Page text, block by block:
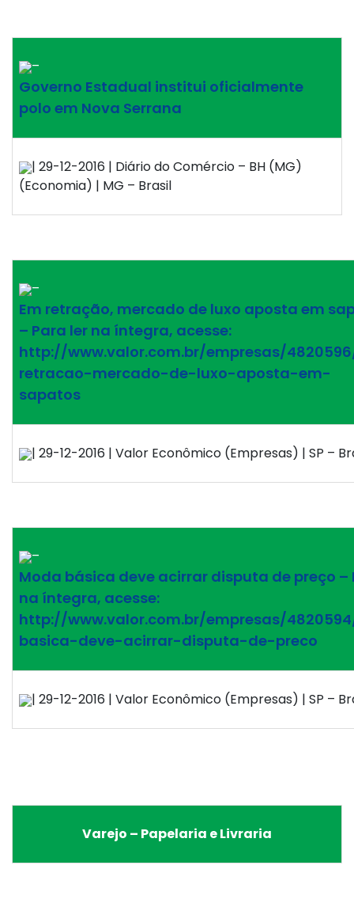
–
Governo Estadual institui oficialmente
polo em Nova Serrana
| 29-12-2016 | Diário do Comércio – BH (MG)
(Economia) | MG – Brasil
–
Em retração, mercado de luxo aposta em
– Para ler na íntegra, acesse:
http://www.valor.com.br/empresas/
retracao-mercado-de-luxo-aposta-em-
sapatos
| 29-12-2016 | Valor Econômico (Empresas) | SP –
–
Moda básica deve acirrar disputa de preço –
na íntegra, acesse:
http://www.valor.com.br/empresas/
basica-deve-acirrar-disputa-de-preco
| 29-12-2016 | Valor Econômico (Empresas) | SP –
Varejo – Papelaria e Livraria